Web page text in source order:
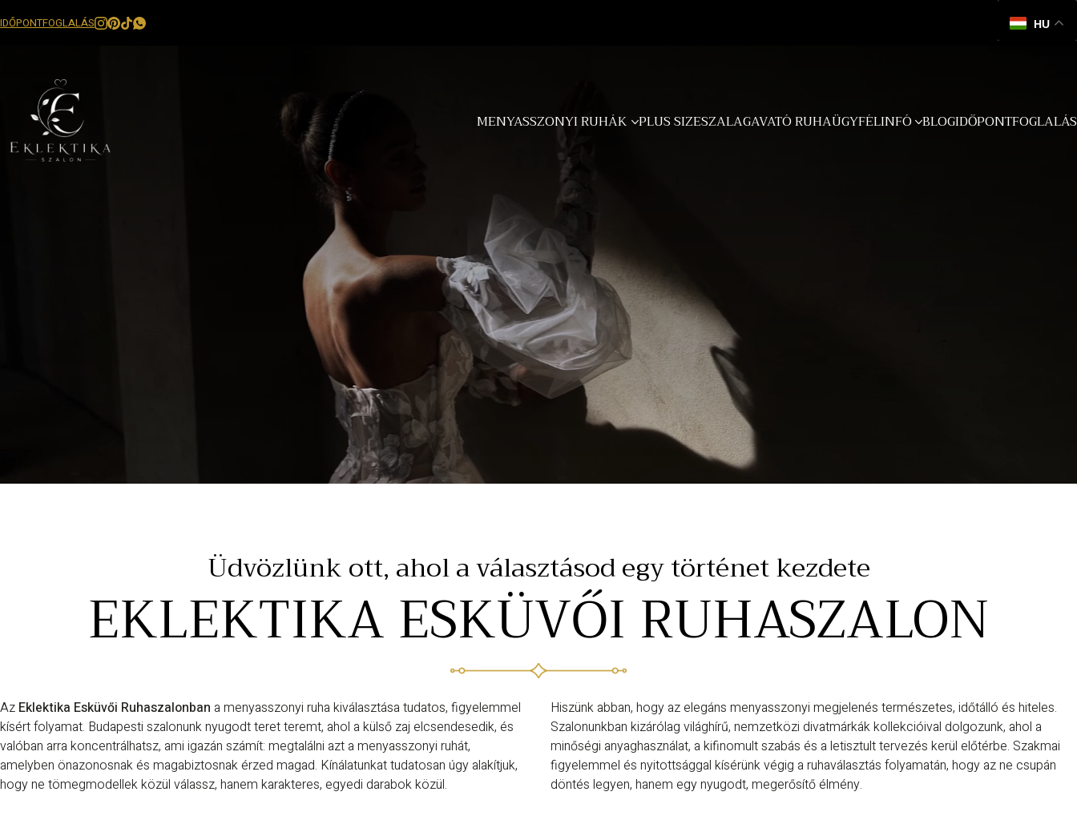
IDŐPONTFOGLALÁS HU
MENYASSZONYI RUHÁK PLUS SIZESZALAGAVATÓ RUHAÜGYFÉLINFÓ BLOGIDŐPONTFOGLALÁS
Üdvözlünk ott, ahol a választásod egy történet kezdete
EKLEKTIKA ESKÜVŐI RUHASZALON
Az Eklektika Esküvői Ruhaszalonban a menyasszonyi ruha kiválasztása tudatos, figyelemmel
kísért folyamat. Budapesti szalonunk nyugodt teret teremt, ahol a külső zaj elcsendesedik, és
valóban arra koncentrálhatsz, ami igazán számít: megtalálni azt a menyasszonyi ruhát,
amelyben önazonosnak és magabiztosnak érzed magad. Kínálatunkat tudatosan úgy alakítjuk,
hogy ne tömegmodellek közül válassz, hanem karakteres, egyedi darabok közül.
Hiszünk abban, hogy az elegáns menyasszonyi megjelenés természetes, időtálló és hiteles.
Szalonunkban kizárólag világhírű, nemzetközi divatmárkák kollekcióival dolgozunk, ahol a
minőségi anyaghasználat, a kifinomult szabás és a letisztult tervezés kerül előtérbe. Szakmai
figyelemmel és nyitottsággal kísérünk végig a ruhaválasztás folyamatán, hogy az ne csupán
döntés legyen, hanem egy nyugodt, megerősítő élmény.